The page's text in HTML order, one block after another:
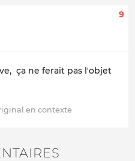
9
ça ne ferait pas l'objet